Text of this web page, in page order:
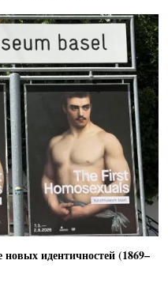
идентичностей (1869–